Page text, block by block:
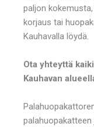
paljon
korjaus tai
Kauhavalla löydä.
Ota yhteyttä
Kauhavan